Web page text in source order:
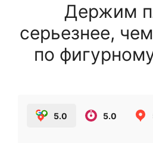
Держим
серьезнее,
по
5.0 5.0